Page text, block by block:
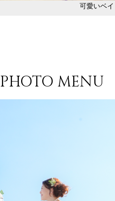
可愛いベ
PHOTO MENU